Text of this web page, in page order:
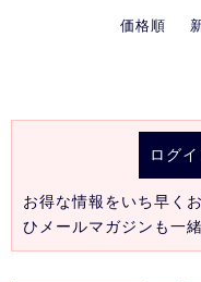
価格順
ログイ
お得な情報をいち早く
ひメールマガジンも一